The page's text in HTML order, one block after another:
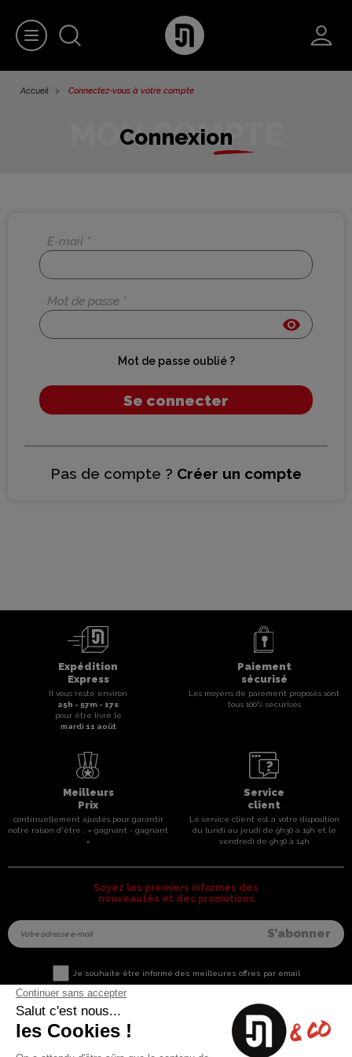
Accueil Connectez-vous à votre compte
Connexion
E-mail *
Mot de passe *
visibility
Mot de passe oublié ?
Se connecter
Pas de compte ? Créer un compte
Expédition
Express
Il vous reste environ
25h - 57m - 17s
pour être livré le
mardi 11 août
Paiement
sécurisé
Les moyens de paiement proposés sont
tous 100% sécurisés
Meilleurs
Prix
continuellement ajustés pour garantir
notre raison d'être : « gagnant - gagnant
»
Service
client
Le service client est a votre disposition
du lundi au jeudi de 9h30 à 19h et le
vendredi de 9h30 à 14h
Soyez les premiers informés des
nouveautés et des promotions
Je souhaite être informé des meilleures offres par email
Nous contacter Informations utiles